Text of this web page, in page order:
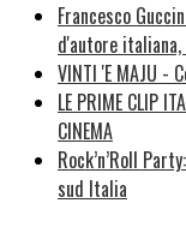
Francesco
d'autore italiana,
VINTI 'E MAJU -
LE PRIME CLIP
CINEMA
Rock’n’Roll
sud Italia